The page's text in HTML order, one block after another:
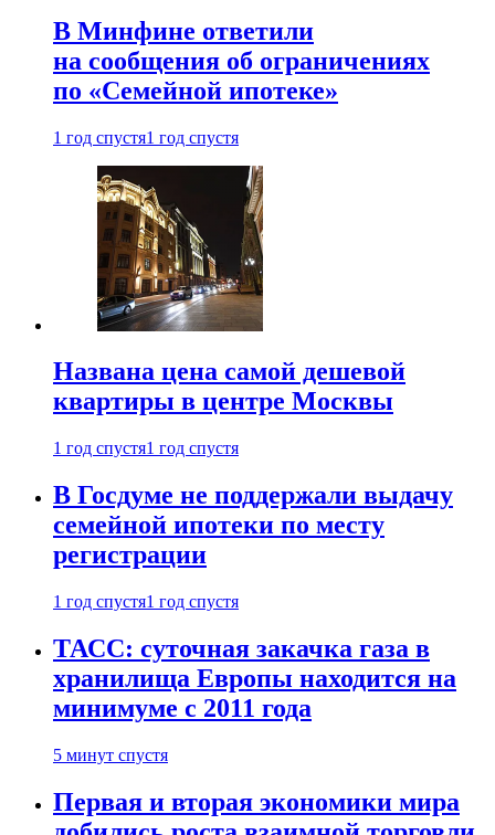
В Минфине ответили
на сообщения об ограничениях
по «Семейной ипотеке»
1 год спустя1 год спустя
Названа цена самой дешевой
квартиры в центре Москвы
1 год спустя1 год спустя
В Госдуме не поддержали выдачу
семейной ипотеки по месту
регистрации
1 год спустя1 год спустя
ТАСС: суточная закачка газа в
хранилища Европы находится на
минимуме с 2011 года
5 минут спустя
Первая и вторая экономики мира